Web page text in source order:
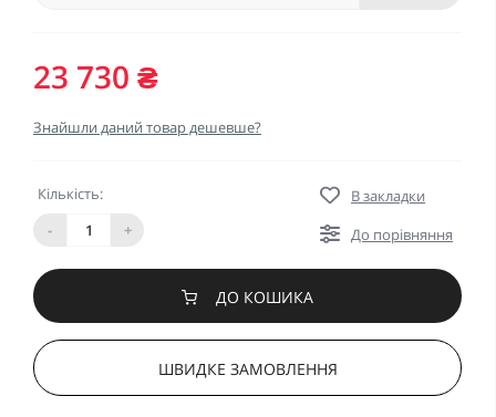
23 730 ₴
Знайшли даний товар дешевше?
Кількість:
-
+
В закладки
До порівняння
ДО КОШИКА
ШВИДКЕ ЗАМОВЛЕННЯ